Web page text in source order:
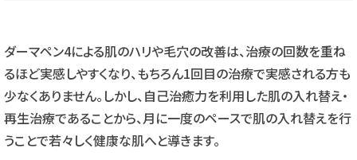
ダーマペン4による肌のハリや毛穴の改善は、治療の回数を重ね
るほど実感しやすくなり、もちろん1回目の治療で実感される方も
少なくありません。しかし、自己治癒力を利用した肌の入れ替え・
再生治療であることから、月に一度のペースで肌の入れ替えを行
うことで若々しく健康な肌へと導きます。